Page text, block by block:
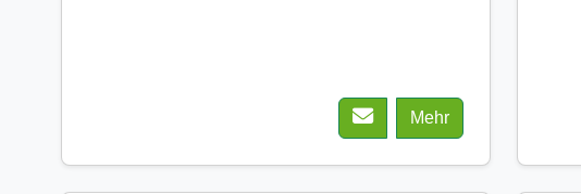
Mehr